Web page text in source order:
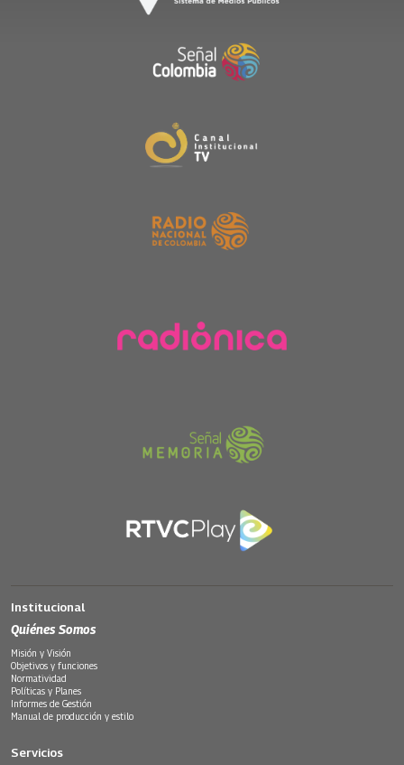
Institucional
Quiénes Somos
Misión y Visión
Objetivos y funciones
Normatividad
Políticas y Planes
Informes de Gestión
Manual de producción y estilo
Servicios